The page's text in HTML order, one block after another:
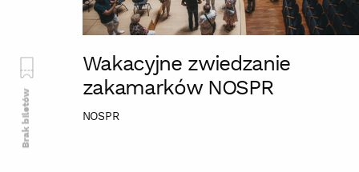
Wakacyjne zwiedzanie
zakamarków NOSPR
NOSPR
Brak biletów